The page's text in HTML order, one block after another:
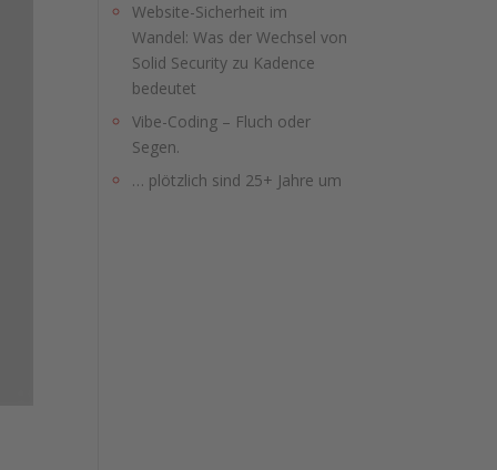
Website-Sicherheit im
Wandel: Was der Wechsel von
Solid Security zu Kadence
bedeutet
Vibe-Coding – Fluch oder
Segen.
… plötzlich sind 25+ Jahre um